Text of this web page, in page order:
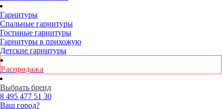
Гарнитуры
Спальные гарнитуры
Гостиные гарнитуры
Гарнитуры в прихожую
Детские гарнитуры
Распродажа
Выбрать бренд
8 495 477 51 30
Ваш город?